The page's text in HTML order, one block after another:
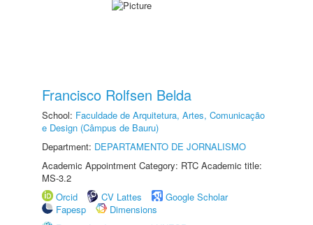
Francisco Rolfsen Belda
School: Faculdade de Arquitetura, Artes, Comunicação
e Design (Câmpus de Bauru)
Department: DEPARTAMENTO DE JORNALISMO
Academic Appointment Category: RTC Academic title:
MS-3.2
Orcid
CV Lattes
Google Scholar
Fapesp
Dimensions